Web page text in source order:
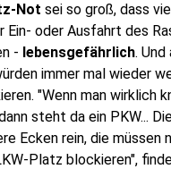
Not sei so groß, dass
Ein- oder Ausfahrt des
- lebensgefährlich. Und
immer mal wieder
"Wenn man wirklich
steht da ein PKW...
Ecken rein, die müssen
Platz blockieren",